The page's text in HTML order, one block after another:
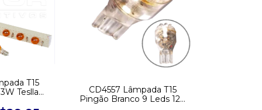
T15
Teslla
CD4557 Lâmpada T15
Pingão Branco 9 Leds 12V